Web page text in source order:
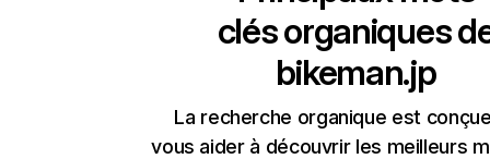
clés organiques
bikeman.jp
La recherche organique est
vous aider à découvrir les meilleurs